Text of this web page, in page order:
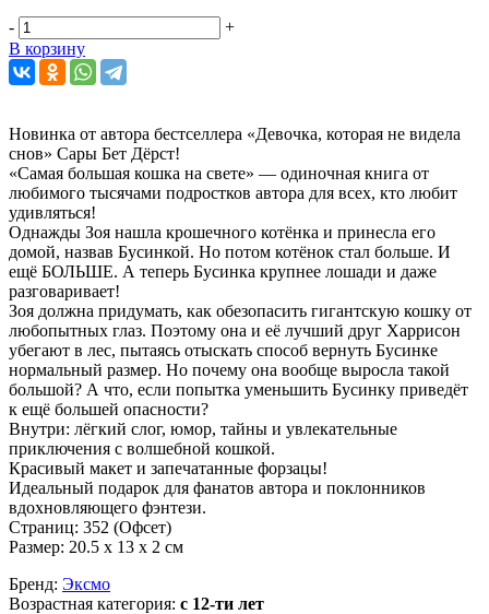
-
+
В корзину
Новинка от автора бестселлера «Девочка, которая не видела
снов» Сары Бет Дёрст!
«Самая большая кошка на свете» — одиночная книга от
любимого тысячами подростков автора для всех, кто любит
удивляться!
Однажды Зоя нашла крошечного котёнка и принесла его
домой, назвав Бусинкой. Но потом котёнок стал больше. И
ещё БОЛЬШЕ. А теперь Бусинка крупнее лошади и даже
разговаривает!
Зоя должна придумать, как обезопасить гигантскую кошку от
любопытных глаз. Поэтому она и её лучший друг Харрисон
убегают в лес, пытаясь отыскать способ вернуть Бусинке
нормальный размер. Но почему она вообще выросла такой
большой? А что, если попытка уменьшить Бусинку приведёт
к ещё большей опасности?
Внутри: лёгкий слог, юмор, тайны и увлекательные
приключения с волшебной кошкой.
Красивый макет и запечатанные форзацы!
Идеальный подарок для фанатов автора и поклонников
вдохновляющего фэнтези.
Страниц: 352 (Офсет)
Размер: 20.5 х 13 х 2 см
Бренд: Эксмо
Возрастная категория: с 12-ти лет